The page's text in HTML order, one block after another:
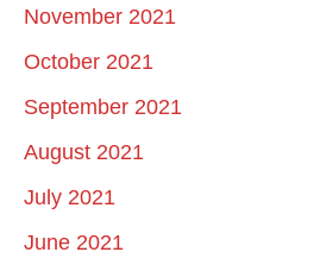
November 2021
October 2021
September 2021
August 2021
July 2021
June 2021